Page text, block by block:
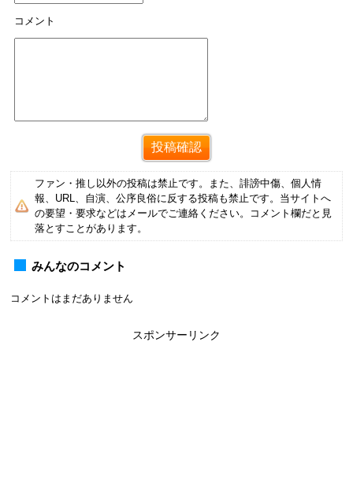
コメント
ファン・推し以外の投稿は禁止です。また、誹謗中傷、個人情
報、URL、自演、公序良俗に反する投稿も禁止です。当サイトへ
の要望・要求などはメールでご連絡ください。コメント欄だと見
落とすことがあります。
みんなのコメント
コメントはまだありません
スポンサーリンク